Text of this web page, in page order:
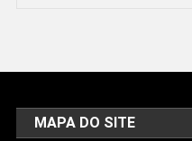
MAPA DO SITE